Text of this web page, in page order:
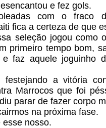
e fez gols.
com o fraco
fica a certeza de que
seleção jogou como
primeiro tempo bom,
faz aquele joguinho
festejando a vitória
Marrocos que foi
parar de fazer corpo
na próxima fase.
esse nosso.